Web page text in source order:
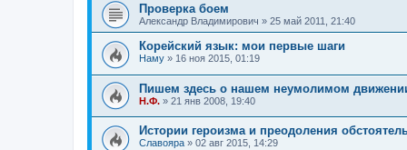
Проверка боем
Александр Владимирович » 25 май 2011, 21:40
Корейский язык: мои первые шаги
Наму » 16 ноя 2015, 01:19
Пишем здесь о нашем неумолимом
Н.Ф. » 21 янв 2008, 19:40
Истории героизма и преодоления
Славояра » 02 авг 2015, 14:29